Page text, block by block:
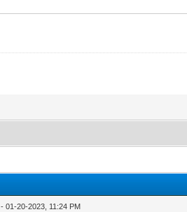
- 01-20-2023, 11:24 PM